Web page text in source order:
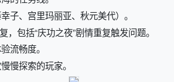
子、宫里玛丽亚、秋元美代）。
包括“庆功之夜”剧情重复触发问题。
流畅度。
慢探索的玩家。